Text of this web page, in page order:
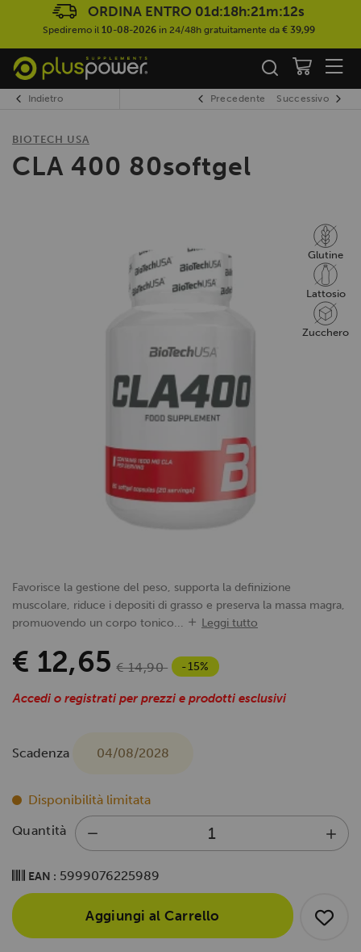
ORDINA ENTRO 01d:18h:21m:11s
Spediremo il 10-08-2026in 24/48h gratuitamente da € 39,99
Indietro Precedente Successivo
BIOTECH USA
CLA 400 80softgel
Glutine
Lattosio
Zucchero
Favorisce la gestione del peso, supporta la definizione
muscolare, riduce i depositi di grasso e preserva la massa magra,
promuovendo un corpo tonico...
Leggi tutto
€ 12,65 € 14,90 -15%
Accedi o registrati per prezzi e prodotti esclusivi
Scadenza 04/08/2028
Disponibilità limitata
Quantità
EAN : 5999076225989
Aggiungi al Carrello